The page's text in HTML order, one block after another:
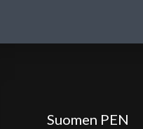
Suomen PEN